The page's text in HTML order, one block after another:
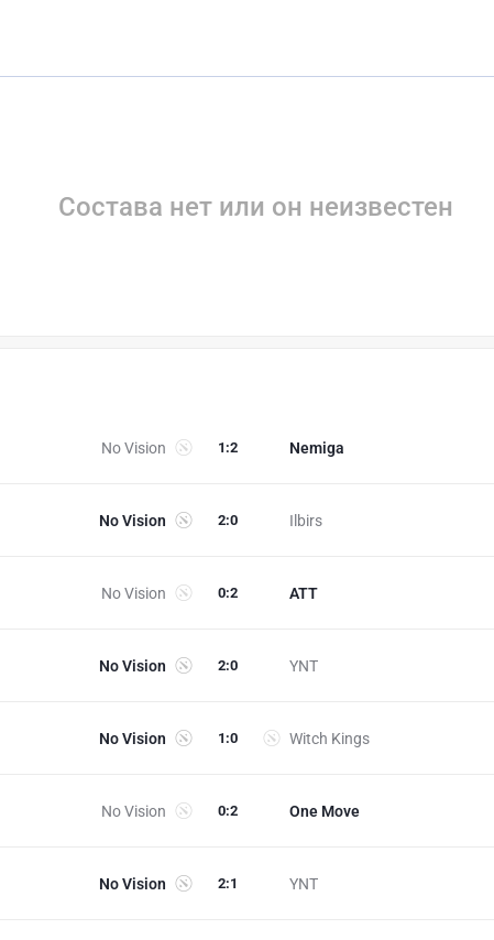
Состава нет или он неизвестен
No Vision Nemiga
1 :2
No Vision Ilbirs
2:0
No Vision ATT
0:2
No Vision YNT
2:0
No Vision Witch Kings
1 :0
No Vision One Move
0:2
No Vision YNT
2:1